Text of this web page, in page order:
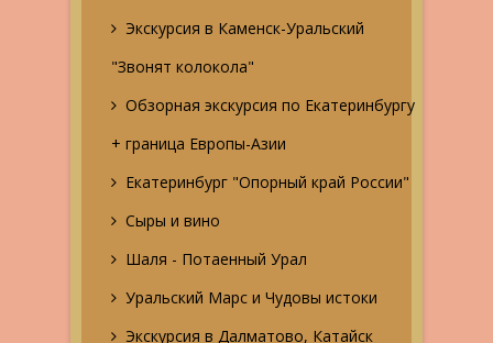
Экскурсия в Каменск-Уральский
"Звонят колокола"
Обзорная экскурсия по Екатеринбургу
+ граница Европы-Азии
Екатеринбург "Опорный край России"
Сыры и вино
Шаля - Потаенный Урал
Уральский Марс и Чудовы истоки
Экскурсия в Далматово, Катайск